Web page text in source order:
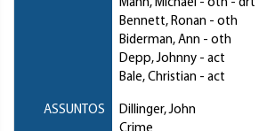
Mann, Michael - oth - drt
Bennett, Ronan - oth
Biderman, Ann - oth
Depp, Johnny - act
Bale, Christian - act
ASSUNTOS
Dillinger, John